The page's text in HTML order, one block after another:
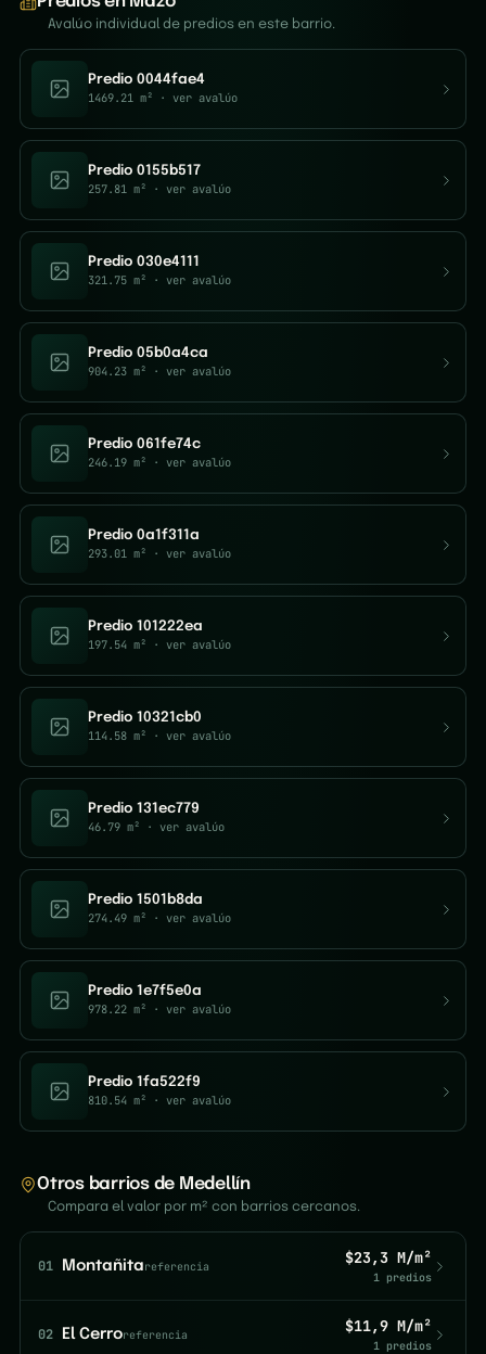
Avalúo individual de predios en este barrio.
Predio 0044fae4
1469.21 m² · ver avalúo
Predio 0155b517
257.81 m² · ver avalúo
Predio 030e4111
321.75 m² · ver avalúo
Predio 05b0a4ca
904.23 m² · ver avalúo
Predio 061fe74c
246.19 m² · ver avalúo
Predio 0a1f311a
293.01 m² · ver avalúo
Predio 101222ea
197.54 m² · ver avalúo
Predio 10321cb0
114.58 m² · ver avalúo
Predio 131ec779
46.79 m² · ver avalúo
Predio 1501b8da
274.49 m² · ver avalúo
Predio 1e7f5e0a
978.22 m² · ver avalúo
Predio 1fa522f9
810.54 m² · ver avalúo
Otros barrios de Medellín
Compara el valor por m² con barrios cercanos.
01 Montañitareferencia $23,3 M/m²
1 predios
02 El Cerroreferencia $11,9 M/m²
1 predios